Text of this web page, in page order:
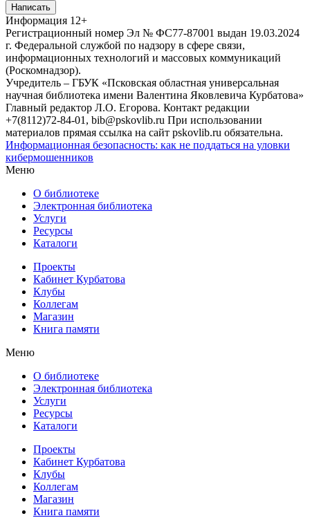
Написать
Информация 12+
Регистрационный номер Эл № ФС77-87001 выдан 19.03.2024
г. Федеральной службой по надзору в сфере связи,
информационных технологий и массовых коммуникаций
(Роскомнадзор).
Учредитель – ГБУК «Псковская областная универсальная
научная библиотека имени Валентина Яковлевича Курбатова»
Главный редактор Л.О. Егорова. Контакт редакции
+7(8112)72-84-01, bib@pskovlib.ru При использовании
материалов прямая ссылка на сайт pskovlib.ru обязательна.
Информационная безопасность: как не поддаться на уловки
кибермошенников
Меню
О библиотеке
Электронная библиотека
Услуги
Ресурсы
Каталоги
Проекты
Кабинет Курбатова
Клубы
Коллегам
Магазин
Книга памяти
Меню
О библиотеке
Электронная библиотека
Услуги
Ресурсы
Каталоги
Проекты
Кабинет Курбатова
Клубы
Коллегам
Магазин
Книга памяти